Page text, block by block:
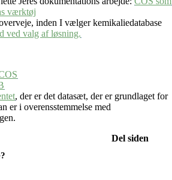
værktøj
inden I vælger kemikaliedatabase
ved valg af løsning.
, der er det datasæt, der er grundlaget for
er i overensstemmelse med
Del siden